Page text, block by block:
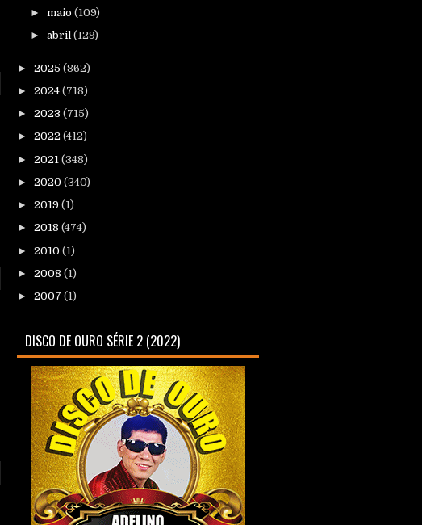
► maio (109)
► abril (129)
► 2025 (862)
► 2024 (718)
► 2023 (715)
► 2022 (412)
► 2021 (348)
► 2020 (340)
► 2019 (1)
► 2018 (474)
► 2010 (1)
► 2008 (1)
► 2007 (1)
DISCO DE OURO SÉRIE 2 (2022)